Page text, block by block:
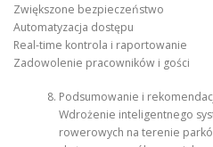
Zwiększone bezpieczeństwo
Automatyzacja dostępu
Real-time kontrola i raportowanie
Zadowolenie pracowników i gości
Podsumowanie i
Wdrożenie inteligentnego
rowerowych na terenie